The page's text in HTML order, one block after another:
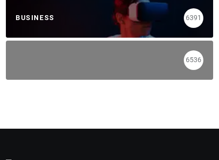
BUSINESS 6391
6536